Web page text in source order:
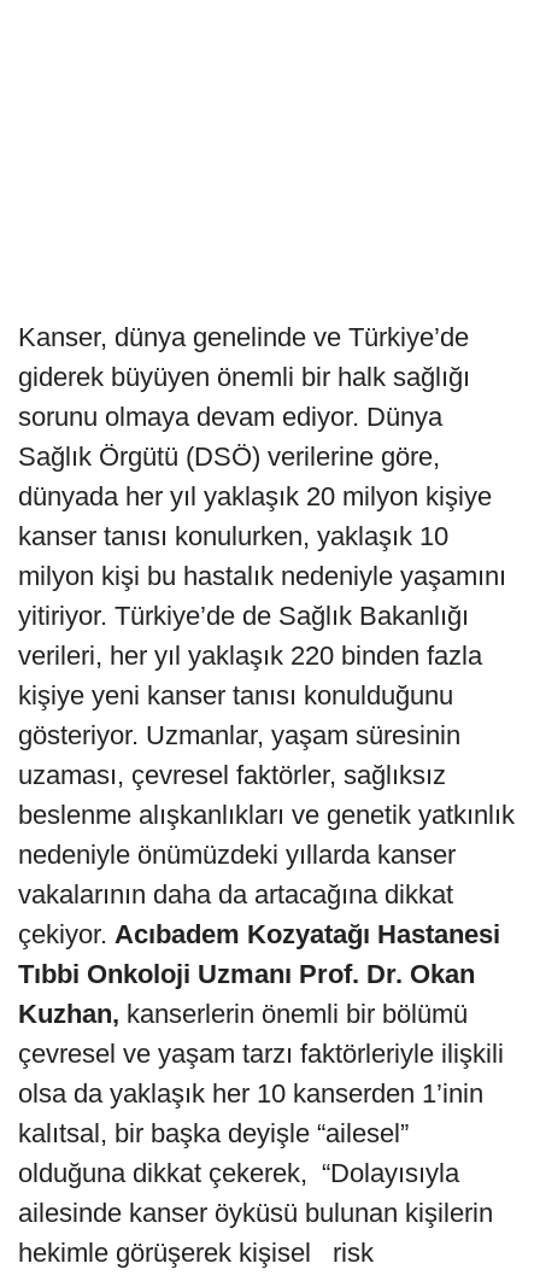
Kanser, dünya genelinde ve Türkiye’de
giderek büyüyen önemli bir halk sağlığı
sorunu olmaya devam ediyor. Dünya
Sağlık Örgütü (DSÖ) verilerine göre,
dünyada her yıl yaklaşık 20 milyon kişiye
kanser tanısı konulurken, yaklaşık 10
milyon kişi bu hastalık nedeniyle yaşamını
yitiriyor. Türkiye’de de Sağlık Bakanlığı
verileri, her yıl yaklaşık 220 binden fazla
kişiye yeni kanser tanısı konulduğunu
gösteriyor. Uzmanlar, yaşam süresinin
uzaması, çevresel faktörler, sağlıksız
beslenme alışkanlıkları ve genetik yatkınlık
nedeniyle önümüzdeki yıllarda kanser
vakalarının daha da artacağına dikkat
çekiyor. Acıbadem Kozyatağı Hastanesi
Tıbbi Onkoloji Uzmanı Prof. Dr. Okan
Kuzhan, kanserlerin önemli bir bölümü
çevresel ve yaşam tarzı faktörleriyle ilişkili
olsa da yaklaşık her 10 kanserden 1’inin
kalıtsal, bir başka deyişle “ailesel”
olduğuna dikkat çekerek, “Dolayısıyla
ailesinde kanser öyküsü bulunan kişilerin
hekimle görüşerek kişisel risk